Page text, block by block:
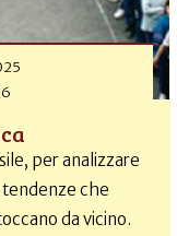
per analizzare
tendenze che
da vicino.